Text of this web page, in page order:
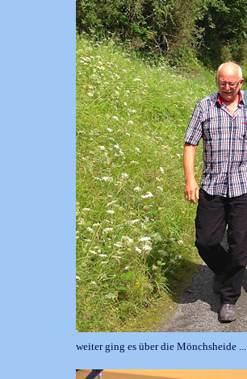
weiter ging es über die Mönchsheide ...